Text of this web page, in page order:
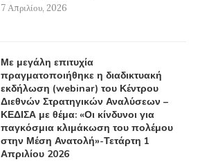
7 Απριλίου, 2026
Με μεγάλη επιτυχία
πραγματοποιήθηκε η διαδικτυακή
εκδήλωση (webinar) του Κέντρου
Διεθνών Στρατηγικών Αναλύσεων –
ΚΕΔΙΣΑ με θέμα: «Οι κίνδυνοι για
παγκόσμια κλιμάκωση του πολέμου
στην Μέση Ανατολή»-Τετάρτη 1
Απριλίου 2026